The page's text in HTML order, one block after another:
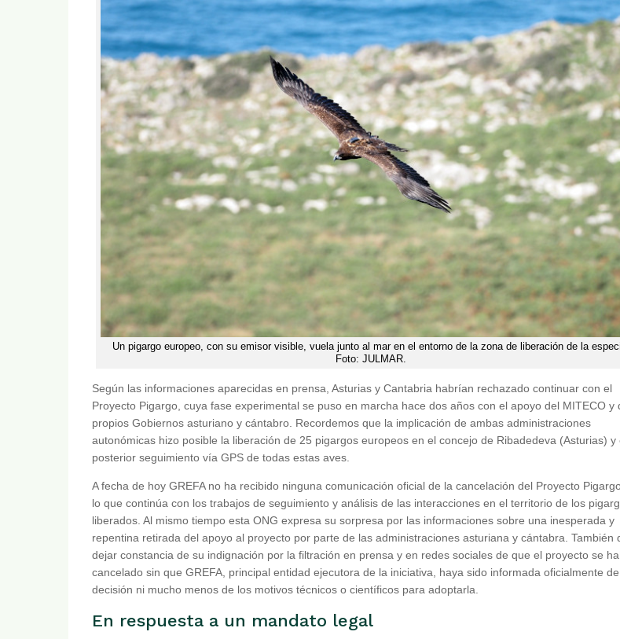
Un pigargo europeo, con su emisor visible, vuela junto al mar en el entorno de la zona de liberación de la
Foto: JULMAR.
Según las informaciones aparecidas en prensa, Asturias y Cantabria habrían rechazado continuar con el
Proyecto Pigargo, cuya fase experimental se puso en marcha hace dos años con el apoyo del MITECO y
propios Gobiernos asturiano y cántabro. Recordemos que la implicación de ambas administraciones
autonómicas hizo posible la liberación de 25 pigargos europeos en el concejo de Ribadedeva (Asturias) y
posterior seguimiento vía GPS de todas estas aves.
A fecha de hoy GREFA no ha recibido ninguna comunicación oficial de la cancelación del Proyecto
lo que continúa con los trabajos de seguimiento y análisis de las interacciones en el territorio de los
liberados. Al mismo tiempo esta ONG expresa su sorpresa por las informaciones sobre una inesperada y
repentina retirada del apoyo al proyecto por parte de las administraciones asturiana y cántabra. También
dejar constancia de su indignación por la filtración en prensa y en redes sociales de que el proyecto se
cancelado sin que GREFA, principal entidad ejecutora de la iniciativa, haya sido informada oficialmente
decisión ni mucho menos de los motivos técnicos o científicos para adoptarla.
En respuesta a un mandato legal